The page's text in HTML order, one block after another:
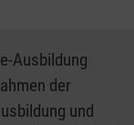
Ausbildung
der
und